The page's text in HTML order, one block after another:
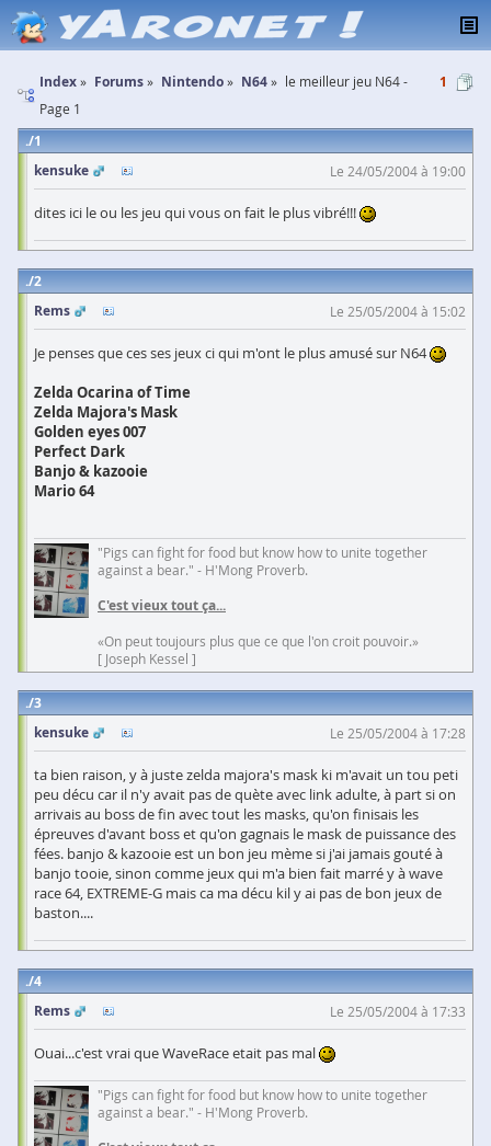
Index Forums Nintendo N64
le meilleur jeu N64 -
Page 1
1
1
kensuke
Le 24/05/2004 à 19:00
dites ici le ou les jeu qui vous on fait le plus vibré!!!
2
Rems
Le 25/05/2004 à 15:02
Je penses que ces ses jeux ci qui m'ont le plus amusé sur N64
Zelda Ocarina of Time
Zelda Majora's Mask
Golden eyes 007
Perfect Dark
Banjo & kazooie
Mario 64
"Pigs can fight for food but know how to unite together
against a bear." - H'Mong Proverb.
C'est vieux tout ça...
«On peut toujours plus que ce que l'on croit pouvoir.»
[ Joseph Kessel ]
3
kensuke
Le 25/05/2004 à 17:28
ta bien raison, y à juste zelda majora's mask ki m'avait un tou peti
peu décu car il n'y avait pas de quète avec link adulte, à part si on
arrivais au boss de fin avec tout les masks, qu'on finisais les
épreuves d'avant boss et qu'on gagnais le mask de puissance des
fées. banjo & kazooie est un bon jeu mème si j'ai jamais gouté à
banjo tooie, sinon comme jeux qui m'a bien fait marré y à wave
race 64, EXTREME-G mais ca ma décu kil y ai pas de bon jeux de
baston....
4
Rems
Le 25/05/2004 à 17:33
Ouai...c'est vrai que WaveRace etait pas mal
"Pigs can fight for food but know how to unite together
against a bear." - H'Mong Proverb.